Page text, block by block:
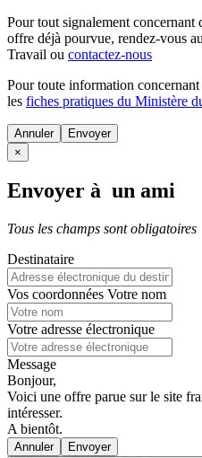
Pour tout signalement concernant
offre déjà pourvue, rendez-vous
Travail ou contactez-nous
Pour toute information concernant
les fiches pratiques du Ministère
Annuler
×
Envoyer à un ami
Tous les champs sont obligatoires
Destinataire
Vos coordonnées Votre nom
Votre adresse électronique
Message
Bonjour,
Voici une offre parue sur le site
intéresser.
A bientôt.
Annuler